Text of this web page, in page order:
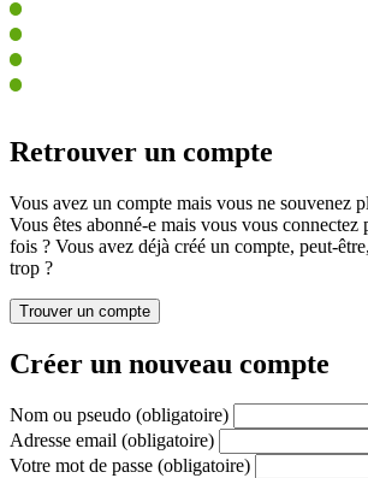
Retrouver un compte
Vous avez un compte mais vous ne souvenez
Vous êtes abonné-e mais vous vous connectez
fois ? Vous avez déjà créé un compte, peut-
trop ?
Créer un nouveau compte
Nom ou pseudo (obligatoire)
Adresse email (obligatoire)
Votre mot de passe (obligatoire)